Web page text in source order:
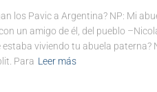
los Pavic a Argentina? NP: Mi
un amigo de él, del pueblo
estaba viviendo tu abuela paterna?
Para Leer más